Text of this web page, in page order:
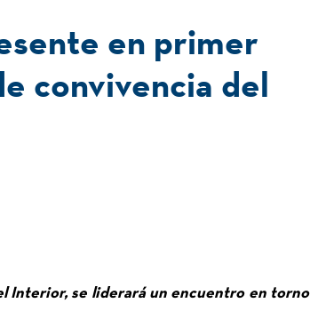
en primer
convivencia del
Interior, se liderará un encuentro en torno